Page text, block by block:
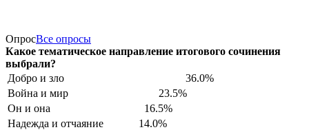
ОпросВсе опросы
Какое тематическое направление итогового сочинения
выбрали?
Добро и зло
36.0%
Война и мир
23.5%
Он и она
16.5%
Надежда и отчаяние
14.0%